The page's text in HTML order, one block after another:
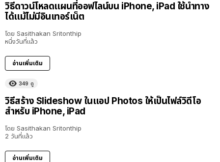
วิธีดาวน์โหลดแผนที่ออฟไลน์บน iPhone, iPad ใช้นำทาง
ได้แม้ไม่มีอินเทอร์เน็ต
โดย Sasithakan Sritonthip
หนึ่งวันที่แล้ว
อ่านเพิ่มเติม
349 ดู
วิธีสร้าง Slideshow ในแอป Photos ให้เป็นไฟล์วิดีโอ
สำหรับ iPhone, iPad
โดย Sasithakan Sritonthip
2 วันที่แล้ว
อ่านเพิ่มเติม